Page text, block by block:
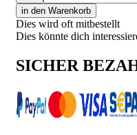
in den Warenkorb
Dies wird oft mitbestellt
Dies könnte dich
SICHER